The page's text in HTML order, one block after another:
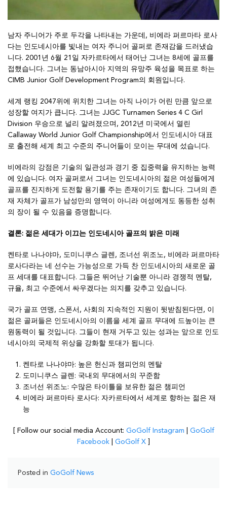
남자 주니어가 주로 두각을 나타내는 가운데, 비에라 퍼르마타 로사
다는 인도네시아를 빛내는 여자 주니어 골퍼로 존재감을 드러냈습
니다. 2001년 6월 21일 자카르타에서 태어난 그녀는 8세에 골프를
접했습니다. 그녀는 동남아시아 지역의 유망주 육성을 목표로 하는
CIMB Junior Golf Development Program의 회원입니다.
세계 랭킹 2047위에 위치한 그녀는 아직 나이가 어린 만큼 앞으로
성장할 여지가 큽니다. 그녀는 JJGC Turnamen Series 4 C Girl
Division 우승으로 널리 알려졌으며, 2012년 미국에서 열린
Callaway World Junior Golf Championship에서 인도네시아 대표
로 출전해 세계 최고 수준의 주니어들이 모이는 무대에 섰습니다.
비에라의 강점은 기술의 일관성과 경기 중 집중력을 유지하는 능력
에 있습니다. 여자 골퍼로서 그녀는 인도네시아의 젊은 여성들에게
골프를 진지하게 도전할 용기를 주는 존재이기도 합니다. 그녀의 존
재 자체가 골프가 남성만의 영역이 아니라 여성에게도 동등한 성취
의 장이 될 수 있음을 증명합니다.
결론: 젊은 세대가 이끄는 인도네시아 골프의 밝은 미래
켄타로 나나야마, 도미니쿠스 글렌, 조너선 위조노, 비에라 퍼르마타
로사다라는 네 선수는 가능성으로 가득 찬 인도네시아의 새로운 골
프 세대를 대표합니다. 그들은 뛰어난 기술뿐 아니라 경쟁적 멘탈,
규율, 최고 수준에서 싸우겠다는 의지를 갖추고 있습니다.
국가 골프 연맹, 스폰서, 사회의 지속적인 지원이 뒷받침된다면, 이
젊은 골퍼들은 인도네시아의 이름을 세계 골프 무대에 드높이는 큰
원동력이 될 것입니다. 그들이 현재 거두고 있는 성과는 앞으로 인도
네시아의 국제적 위상을 강화할 토대가 됩니다.
켄타로 나나야마: 높은 헌신과 챔피언의 멘탈
도미니쿠스 글렌: 국내외 무대에서의 꾸준함
조너선 위조노: 수많은 타이틀을 보유한 젊은 챔피언
비에라 퍼르마타 로사다: 자카르타에서 세계로 향하는 젊은 재
능
[ Follow our social media Account: GoGolf Instagram
GoGolf
Facebook
GoGolf X
Posted in GoGolf News